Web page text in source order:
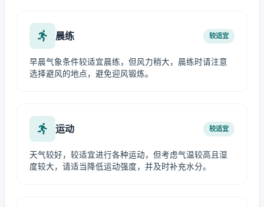
晨练 较适宜
早晨气象条件较适宜晨练，但风力稍大，晨练时请注意
选择避风的地点，避免迎风锻炼。
运动 较适宜
天气较好，较适宜进行各种运动，但考虑气温较高且湿
度较大，请适当降低运动强度，并及时补充水分。